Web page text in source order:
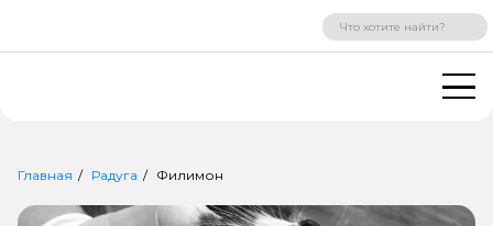
ВХОД РЕГИСТРАЦИЯ
Главная Радуга Филимон